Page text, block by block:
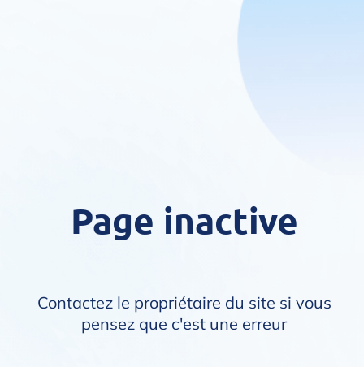
Page inactive
Contactez le propriétaire du site si vous
pensez que c'est une erreur